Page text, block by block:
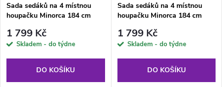
Sada sedáků na 4 místnou
houpačku Minorca 184 cm
1 799 Kč
Skladem - do týdne
DO KOŠÍKU
Sada sedáků na 4 místnou
houpačku Minorca 184 cm
1 799 Kč
Skladem - do týdne
DO KOŠÍKU